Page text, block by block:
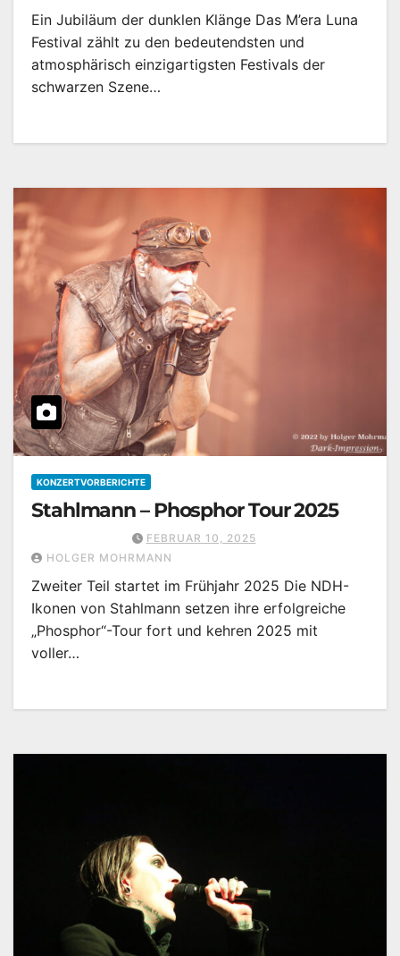
Ein Jubiläum der dunklen Klänge Das M’era Luna
Festival zählt zu den bedeutendsten und
atmosphärisch einzigartigsten Festivals der
schwarzen Szene…
KONZERTVORBERICHTE
Stahlmann – Phosphor Tour 2025
FEBRUAR 10, 2025
HOLGER MOHRMANN
Zweiter Teil startet im Frühjahr 2025 Die NDH-
Ikonen von Stahlmann setzen ihre erfolgreiche
„Phosphor“-Tour fort und kehren 2025 mit
voller…